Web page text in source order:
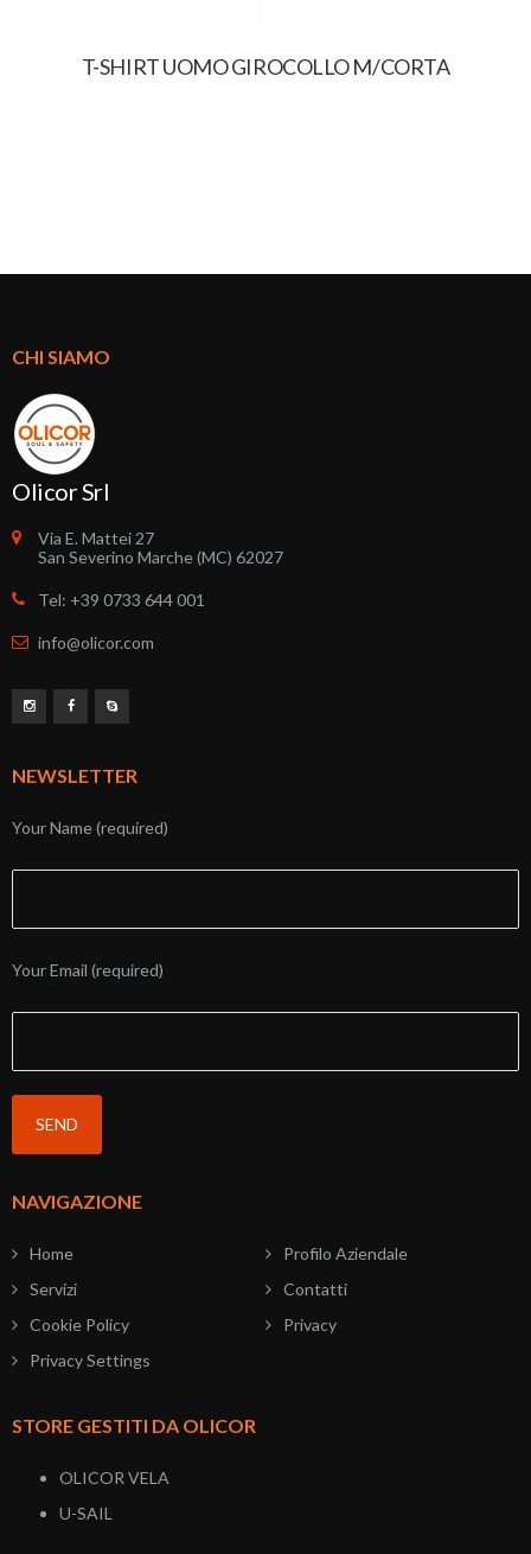
T-SHIRT UOMO GIROCOLLO M/CORTA
CHI SIAMO
Olicor Srl
Via E. Mattei 27
San Severino Marche (MC) 62027
Tel: +39 0733 644 001
info@olicor.com
NEWSLETTER
Your Name (required)
Your Email (required)
NAVIGAZIONE
Home
Profilo Aziendale
Servizi
Contatti
Cookie Policy
Privacy
Privacy Settings
STORE GESTITI DA OLICOR
OLICOR VELA
U-SAIL